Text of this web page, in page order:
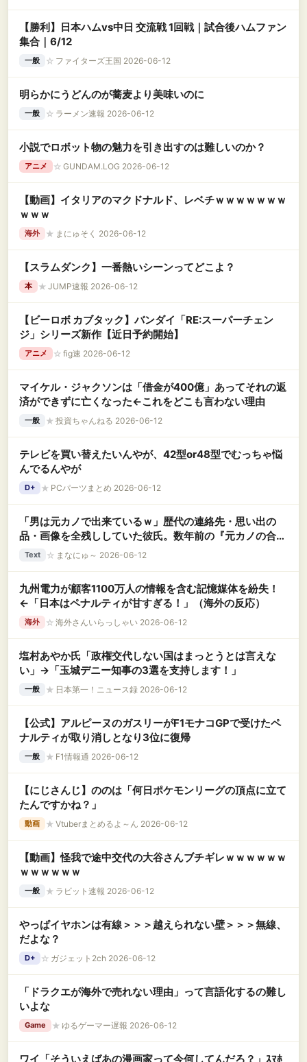
【勝利】日本ハムvs中日 交流戦 1回戦｜試合後ハムファン
集合｜6/12
一般 ☆ ファイターズ王国 2026-06-12
明らかにうどんのが蕎麦より美味いのに
一般 ☆ ラーメン速報 2026-06-12
小説でロボット物の魅力を引き出すのは難しいのか？
アニメ ☆ GUNDAM.LOG 2026-06-12
【動画】イタリアのマクドナルド、レベチｗｗｗｗｗｗｗ
ｗｗｗ
海外 ★ まにゅそく 2026-06-12
【スラムダンク】一番熱いシーンってどこよ？
本 ★ JUMP速報 2026-06-12
【ビーロボ カブタック】バンダイ「RE:スーパーチェン
ジ」シリーズ新作【近日予約開始】
アニメ ☆ fig速 2026-06-12
マイケル・ジャクソンは「借金が400億」あってそれの返
済ができずに亡くなった←これをどこも言わない理由
一般 ★ 投資ちゃんねる 2026-06-12
テレビを買い替えたいんやが、42型or48型でむっちゃ悩
んでるんやが
D+ ★ PCパーツまとめ 2026-06-12
「男は元カノで出来ているｗ」歴代の連絡先・思い出の
品・画像を全残ししていた彼氏。数年前の『元カノの合
鍵』を大切に保管していたド変態男が、元カノのSNSを見
Text ☆ まなにゅ～ 2026-06-12
九州電力が顧客1100万人の情報を含む記憶媒体を紛失！
←「日本はペナルティが甘すぎる！」（海外の反応）
海外 ☆ 海外さんいらっしゃい 2026-06-12
塩村あやか氏「政権交代しない国はまっとうとは言えな
い」→「玉城デニー知事の3選を支持します！」
一般 ★ 日本第一！ニュース録 2026-06-12
【公式】アルピーヌのガスリーがF1モナコGPで受けたペ
ナルティが取り消しとなり3位に復帰
一般 ★ F1情報通 2026-06-12
【にじさんじ】ののは「何日ポケモンリーグの頂点に立て
たんですかね？」
動画 ★ Vtuberまとめるよ～ん 2026-06-12
【動画】怪我で途中交代の大谷さんブチギレｗｗｗｗｗｗ
ｗｗｗｗｗｗ
一般 ★ ラビット速報 2026-06-12
やっぱイヤホンは有線＞＞＞越えられない壁＞＞＞無線、
だよな？
D+ ☆ ガジェット2ch 2026-06-12
「ドラクエが海外で売れない理由」って言語化するの難し
いよな
Game ★ ゆるゲーマー遅報 2026-06-12
ワイ「そういえばあの漫画家って今何してんだろ？」ｽﾏﾎ